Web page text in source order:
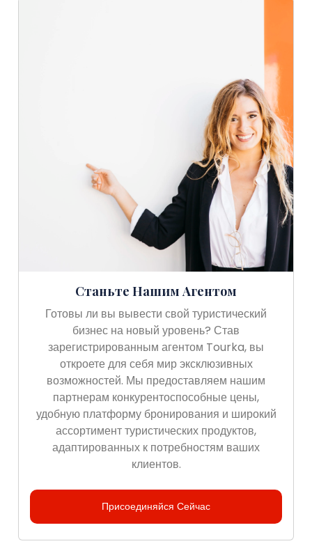
Станьте Нашим Агентом
Готовы ли вы вывести свой туристический
бизнес на новый уровень? Став
зарегистрированным агентом Tourka, вы
откроете для себя мир эксклюзивных
возможностей. Мы предоставляем нашим
партнерам конкурентоспособные цены,
удобную платформу бронирования и широкий
ассортимент туристических продуктов,
адаптированных к потребностям ваших
клиентов.
Присоединяйся Сейчас